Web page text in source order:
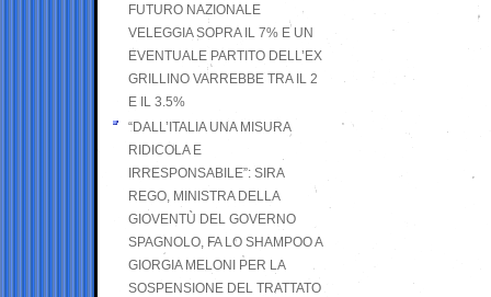
FUTURO NAZIONALE
VELEGGIA SOPRA IL 7% E UN
EVENTUALE PARTITO DELL’EX
GRILLINO VARREBBE TRA IL 2
E IL 3.5%
“DALL’ITALIA UNA MISURA
RIDICOLA E
IRRESPONSABILE”: SIRA
REGO, MINISTRA DELLA
GIOVENTÙ DEL GOVERNO
SPAGNOLO, FA LO SHAMPOO A
GIORGIA MELONI PER LA
SOSPENSIONE DEL TRATTATO